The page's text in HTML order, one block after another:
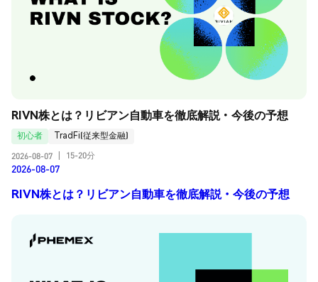
RIVN株とは？リビアン自動車を徹底解説・今後の予想
初心者
TradFi(従来型金融)
2026-08-07
15-20分
2026-08-07
RIVN株とは？リビアン自動車を徹底解説・今後の予想